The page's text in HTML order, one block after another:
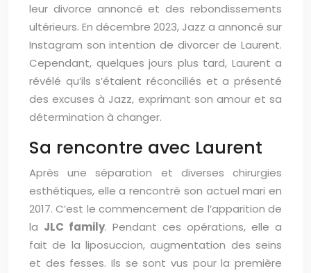
leur divorce annoncé et des rebondissements
ultérieurs. En décembre 2023, Jazz a annoncé sur
Instagram son intention de divorcer de Laurent.
Cependant, quelques jours plus tard, Laurent a
révélé qu’ils s’étaient réconciliés et a présenté
des excuses à Jazz, exprimant son amour et sa
détermination à changer.
Sa rencontre avec Laurent
Après une séparation et diverses chirurgies
esthétiques, elle a rencontré son actuel mari en
2017. C’est le commencement de l’apparition de
la JLC family. Pendant ces opérations, elle a
fait de la liposuccion, augmentation des seins
et des fesses. Ils se sont vus pour la première